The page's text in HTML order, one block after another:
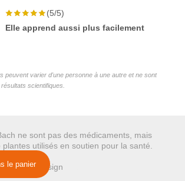
le panier
(5/5)
Elle apprend aussi plus facilement
peuvent varier d'une personne à une autre et ne sont
scientifiques.
ne sont pas des médicaments, mais
utilisés en soutien pour la santé.
- Webdesign